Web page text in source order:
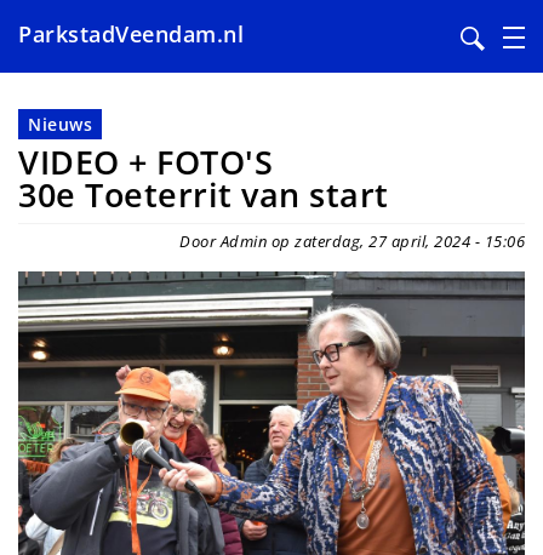
en
naar
de
inhoud
ParkstadVeendam.nl
Nieuws
VIDEO + FOTO'S
30e Toeterrit van start
Door Admin op zaterdag, 27 april, 2024 - 15:06